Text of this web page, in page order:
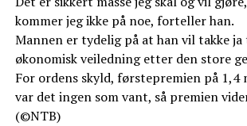
kommer jeg ikke på noe, forteller han.
Mannen er tydelig på at han vil takke
økonomisk veiledning etter den store
For ordens skyld, førstepremien på
var det ingen som vant, så premien
(©NTB)